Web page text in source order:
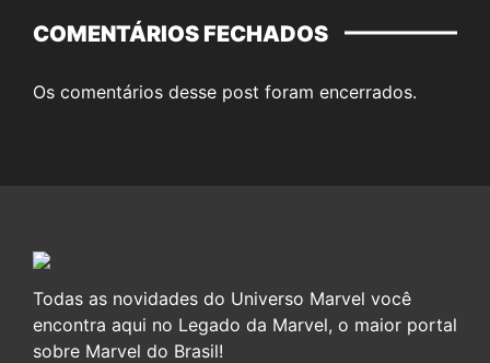
COMENTÁRIOS FECHADOS
Os comentários desse post foram encerrados.
Todas as novidades do Universo Marvel você
encontra aqui no Legado da Marvel, o maior portal
sobre Marvel do Brasil!